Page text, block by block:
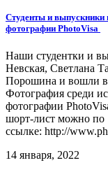
Студенты и выпускники
фотографии PhotoVisa
Наши студентки и
Невская, Светлана
Порошина и вошли
Фотография среди
фотографии
шорт-лист можно по
ссылке: http://
14 января, 2022